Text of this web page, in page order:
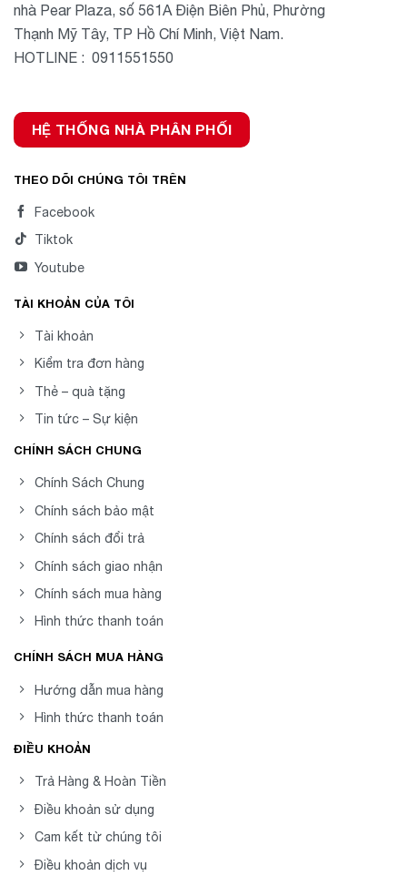
nhà Pear Plaza, số 561A Điện Biên Phủ, Phường
Thạnh Mỹ Tây, TP Hồ Chí Minh, Việt Nam.
HOTLINE : 0911551550
HỆ THỐNG NHÀ PHÂN PHỐI
THEO DÕI CHÚNG TÔI TRÊN
Facebook
Tiktok
Youtube
TÀI KHOẢN CỦA TÔI
Tài khoản
Kiểm tra đơn hàng
Thẻ – quà tặng
Tin tức – Sự kiện
CHÍNH SÁCH CHUNG
Chính Sách Chung
Chính sách bảo mật
Chính sách đổi trả
Chính sách giao nhận
Chính sách mua hàng
Hình thức thanh toán
CHÍNH SÁCH MUA HÀNG
Hướng dẫn mua hàng
Hình thức thanh toán
ĐIỀU KHOẢN
Trả Hàng & Hoàn Tiền
Điều khoản sử dụng
Cam kết từ chúng tôi
Điều khoản dịch vụ